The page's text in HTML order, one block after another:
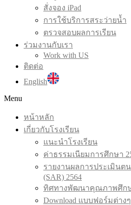
สั่งจอง iPad
การใช้บริการสระว่ายน้ำ
ตรวจสอบผลการเรียน
ร่วมงานกับเรา
Work with US
ติดต่อ
English
Menu
หน้าหลัก
เกี่ยวกับโรงเรียน
แนะนำโรงเรียน
ค่าธรรมเนียมการศึกษา
รายงานผลการประเมินต
(SAR) 2564
ทิศทางพัฒนาคุณภาพศึก
Download แบบฟอร์มต่างๆ